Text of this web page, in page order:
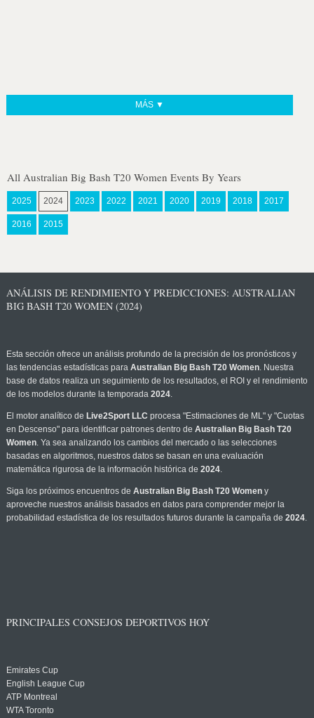
MÁS ▼
All Australian Big Bash T20 Women Events By Years
2025 2024 2023 2022 2021 2020 2019 2018 2017
2016 2015
ANÁLISIS DE RENDIMIENTO Y PREDICCIONES: AUSTRALIAN
BIG BASH T20 WOMEN (2024)
Esta sección ofrece un análisis profundo de la precisión de los pronósticos y
las tendencias estadísticas para Australian Big Bash T20 Women. Nuestra
base de datos realiza un seguimiento de los resultados, el ROI y el rendimiento
de los modelos durante la temporada 2024.
El motor analítico de Live2Sport LLC procesa "Estimaciones de ML" y "Cuotas
en Descenso" para identificar patrones dentro de Australian Big Bash T20
Women. Ya sea analizando los cambios del mercado o las selecciones
basadas en algoritmos, nuestros datos se basan en una evaluación
matemática rigurosa de la información histórica de 2024.
Siga los próximos encuentros de Australian Big Bash T20 Womeny
aproveche nuestros análisis basados en datos para comprender mejor la
probabilidad estadística de los resultados futuros durante la campaña de 2024.
PRINCIPALES CONSEJOS DEPORTIVOS HOY
Emirates Cup
English League Cup
ATP Montreal
WTA Toronto